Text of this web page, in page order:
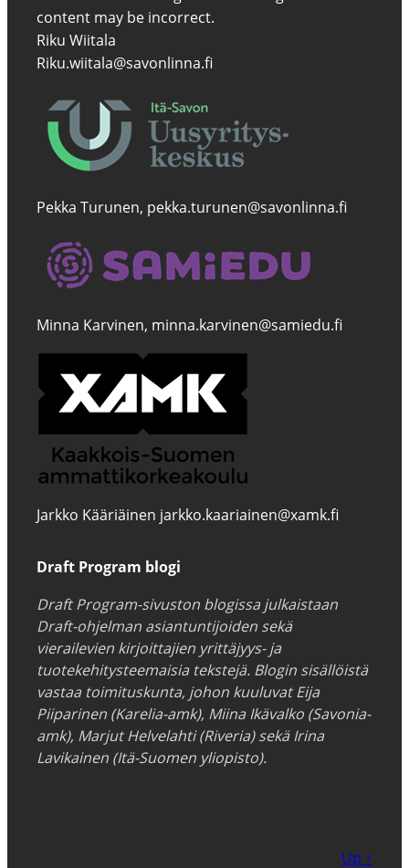
Riku Wiitala
Riku.wiitala@savonlinna.fi
Pekka Turunen, pekka.turunen@savonlinna.fi
Minna Karvinen, minna.karvinen@samiedu.fi
Jarkko Kääriäinen jarkko.kaariainen@xamk.fi
Draft Program blogi
Draft Program-sivuston blogissa julkaistaan
Draft-ohjelman asiantuntijoiden sekä
vierailevien kirjoittajien yrittäjyys- ja
tuotekehitysteemaisia tekstejä. Blogin sisällöistä
vastaa toimituskunta, johon kuuluvat Eija
Piiparinen (Karelia-amk), Miina Ikävalko (Savonia-
amk), Marjut Helvelahti (Riveria) sekä Irina
Lavikainen (Itä-Suomen yliopisto).
Up ↑